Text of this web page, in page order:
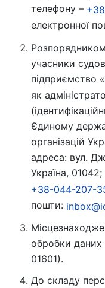
телефону –
електронної
учасники
підприємство «
як
Єдиному
організацій
адреса: вул.
Україна,
+38-044-207-
пошти:
обробки даних
01601).
До складу